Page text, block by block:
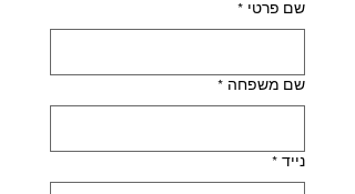
שם פרטי *
שם משפחה *
נייד *